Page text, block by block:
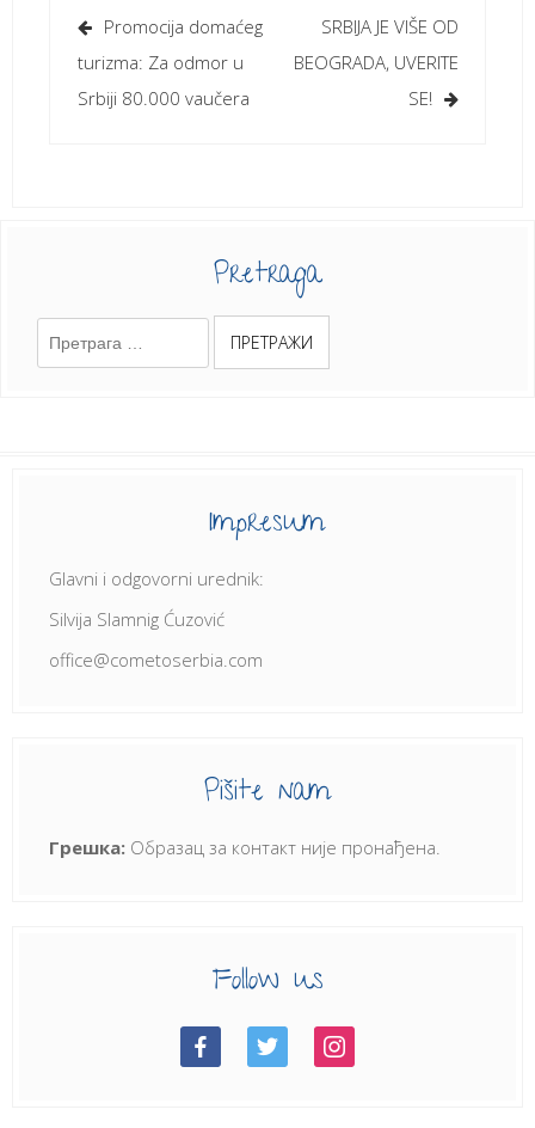
Кретање
чланка
Promocija domaćeg
turizma: Za odmor u
Srbiji 80.000 vaučera
SRBIJA JE VIŠE OD
BEOGRADA, UVERITE
SE!
Pretraga
Impresum
Glavni i odgovorni urednik:
Silvija Slamnig Ćuzović
office@cometoserbia.com
Pišite nam
Грешка: Образац за контакт није пронађена.
Follow us